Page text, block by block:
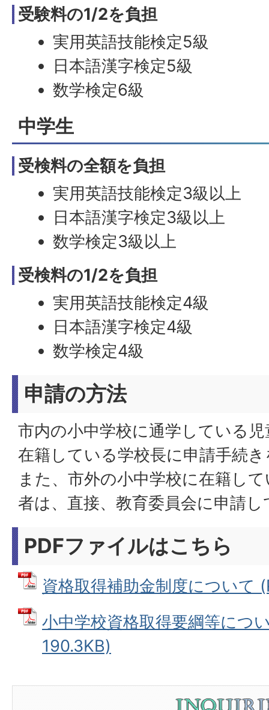
受験料の1/2を負担
実用英語技能検定5級
日本語漢字検定5級
数学検定6級
中学生
受検料の全額を負担
実用英語技能検定3級以上
日本語漢字検定3級以上
数学検定3級以上
受検料の1/2を負担
実用英語技能検定4級
日本語漢字検定4級
数学検定4級
申請の方法
市内の小中学校に通学している
在籍している学校長に申請手続
また、市外の小中学校に在籍し
者は、直接、教育委員会に申請
PDFファイルはこちら
資格取得補助金制度について
小中学校資格取得要綱等につ
190.3KB)